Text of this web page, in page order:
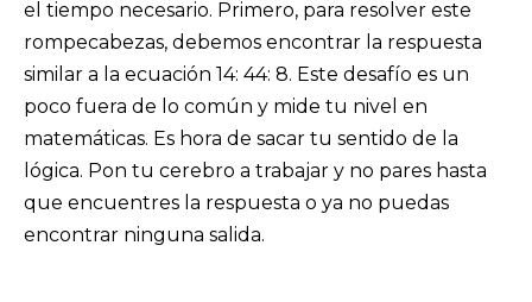
el tiempo necesario. Primero, para resolver este
rompecabezas, debemos encontrar la respuesta
similar a la ecuación 14: 44: 8. Este desafío es un
poco fuera de lo común y mide tu nivel en
matemáticas. Es hora de sacar tu sentido de la
lógica. Pon tu cerebro a trabajar y no pares hasta
que encuentres la respuesta o ya no puedas
encontrar ninguna salida.